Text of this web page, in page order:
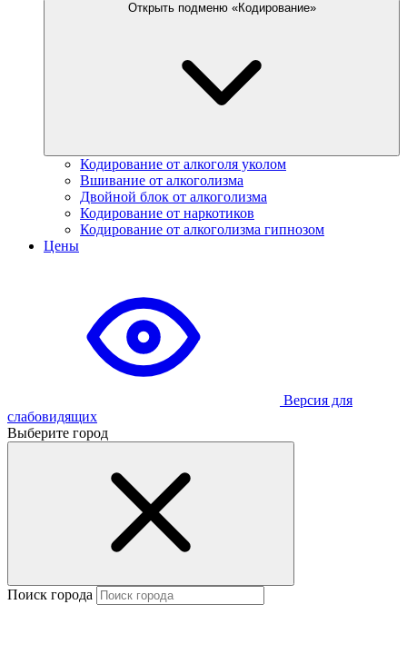
Открыть подменю «Кодирование»
Кодирование от алкоголя уколом
Вшивание от алкоголизма
Двойной блок от алкоголизма
Кодирование от наркотиков
Кодирование от алкоголизма гипнозом
Цены
Версия для
слабовидящих
Выберите город
Поиск города